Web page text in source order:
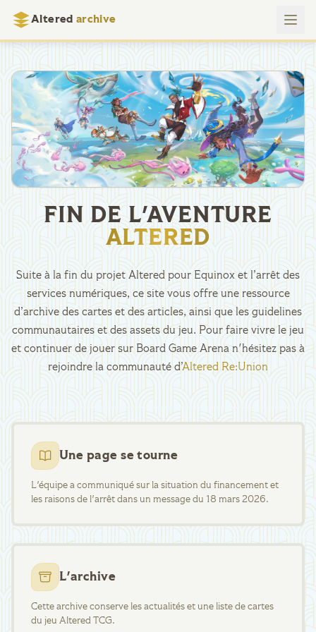
Altered archive
FIN DE L'AVENTURE
ALTERED
Suite à la fin du projet Altered pour Equinox et l’arrêt des
services numériques, ce site vous offre une ressource
d’archive des cartes et des articles, ainsi que les guidelines
communautaires et des assets du jeu. Pour faire vivre le jeu
et continuer de jouer sur Board Game Arena n'hésitez pas à
rejoindre la communauté d’Altered Re:Union
Une page se tourne
L'équipe a communiqué sur la situation du financement et
les raisons de l'arrêt dans un message du 18 mars 2026.
L'archive
Cette archive conserve les actualités et une liste de cartes
du jeu Altered TCG.